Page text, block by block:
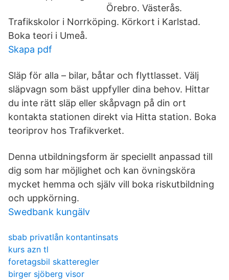
Örebro. Västerås.
Trafikskolor i Norrköping. Körkort i Karlstad.
Boka teori i Umeå.
Skapa pdf
Släp för alla – bilar, båtar och flyttlasset. Välj
släpvagn som bäst uppfyller dina behov. Hittar
du inte rätt släp eller skåpvagn på din ort
kontakta stationen direkt via Hitta station. Boka
teoriprov hos Trafikverket.
Denna utbildningsform är speciellt anpassad till
dig som har möjlighet och kan övningsköra
mycket hemma och själv vill boka riskutbildning
och uppkörning.
Swedbank kungälv
sbab privatlån kontantinsats
kurs azn tl
foretagsbil skatteregler
birger sjöberg visor